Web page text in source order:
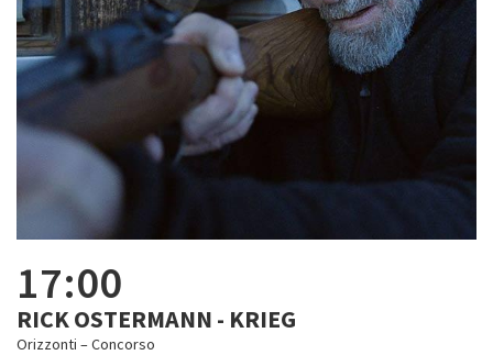
17:00
RICK OSTERMANN - KRIEG
Orizzonti – Concorso